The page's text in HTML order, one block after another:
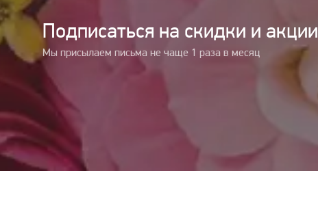
Подписаться на cкидки и акции
Мы присылаем письма не чаще 1 раза в месяц